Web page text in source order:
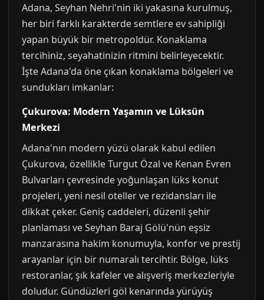
Adana, Seyhan Nehri'nin iki yakasına kurulmuş,
her biri farklı karakterde semtlere ev sahipliği
yapan büyük bir metropoldür. Konaklama
tercihiniz, seyahatinizin ritmini belirleyecektir.
İşte Adana'da öne çıkan konaklama bölgeleri ve
sundukları imkanlar:
Çukurova: Modern Yaşamın ve Lüksün
Merkezi
Adana'nın modern yüzü olarak kabul edilen
Çukurova, özellikle Turgut Özal ve Kenan Evren
Bulvarları çevresinde yoğunlaşan lüks konut
projeleri, yeni nesil oteller ve rezidansları ile
dikkat çeker. Geniş caddeleri, düzenli şehir
planlaması ve Seyhan Baraj Gölü'nün eşsiz
manzarasına hakim konumuyla, konfor ve prestij
arayanlar için bir numaralı tercihtir. Bölge, lüks
restoranlar, şık kafeler ve alışveriş merkezleriyle
doludur. Gündüzleri göl kenarında yürüyüş